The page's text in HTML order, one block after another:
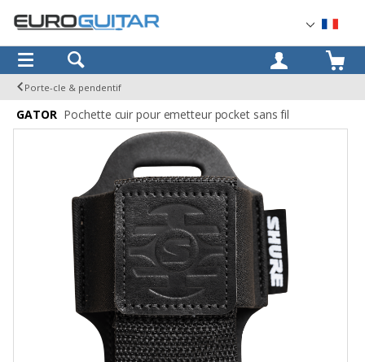
OK
Porte-cle & pendentif
GATOR Pochette cuir pour emetteur pocket sans fil